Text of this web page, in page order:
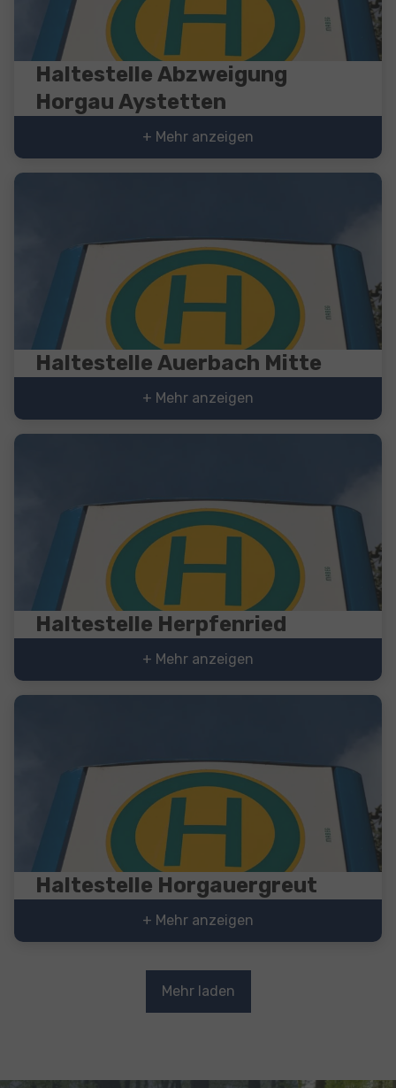
Haltestelle Abzweigung
Horgau Aystetten
+ Mehr anzeigen
Haltestelle Auerbach Mitte
+ Mehr anzeigen
Haltestelle Herpfenried
+ Mehr anzeigen
Haltestelle Horgauergreut
+ Mehr anzeigen
Mehr laden